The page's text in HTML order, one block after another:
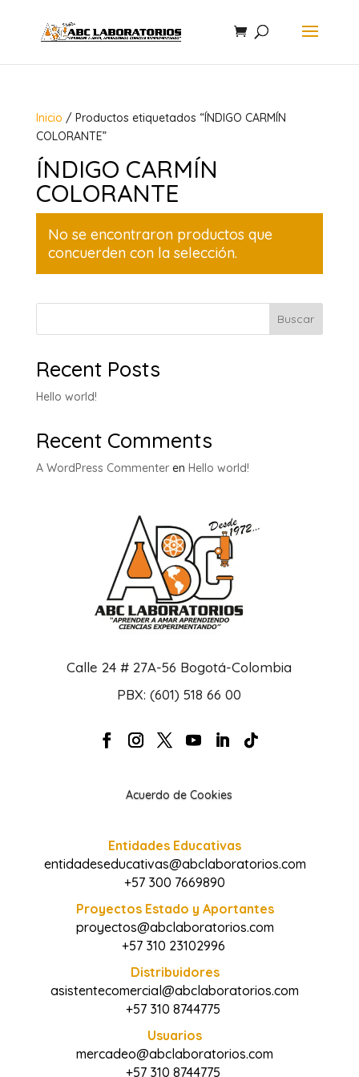
Inicio / Productos etiquetados “ÍNDIGO CARMÍN
COLORANTE”
ÍNDIGO CARMÍN
COLORANTE
No se encontraron productos que
concuerden con la selección.
Buscar
Recent Posts
Hello world!
Recent Comments
A WordPress Commenteren Hello world!
Calle 24 # 27A-56 Bogotá-Colombia
PBX: (601) 518 66 00
Acuerdo de Cookies
Entidades Educativas
entidadeseducativas@abclaboratorios.com
+57 300 7669890
Proyectos Estado y Aportantes
proyectos@abclaboratorios.com
+57 310 23102996
Distribuidores
asistentecomercial@abclaboratorios.com
+57 310 8744775
Usuarios
mercadeo@abclaboratorios.com
+57 310 8744775